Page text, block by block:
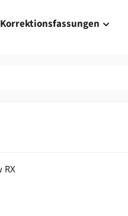
Korrektionsfassungen